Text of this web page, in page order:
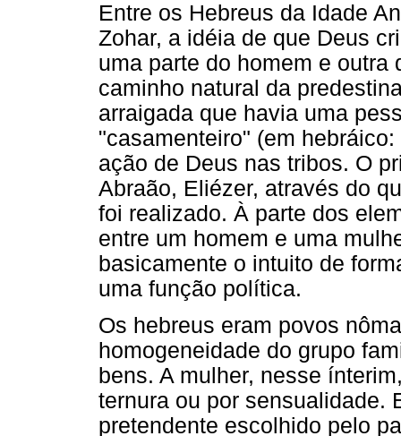
Entre os Hebreus da Idade
Zohar, a idéia de que Deus
uma parte do homem e outra
caminho natural da
arraigada que havia uma
"casamenteiro" (em hebráico:
ação de Deus nas tribos. O
Abraão, Eliézer, através do
foi realizado. À parte dos
entre um homem e uma
basicamente o intuito de
uma função política.
Os hebreus eram povos
homogeneidade do grupo
bens. A mulher, nesse
ternura ou por sensualidade.
pretendente escolhido pelo